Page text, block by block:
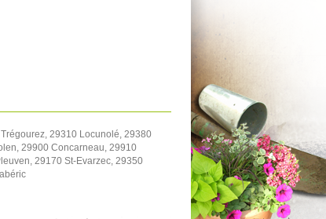
29310 Locunolé, 29380
29900 Concarneau, 29910
29170 St-Evarzec, 29350